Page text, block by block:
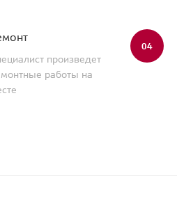
произведет
работы на
04